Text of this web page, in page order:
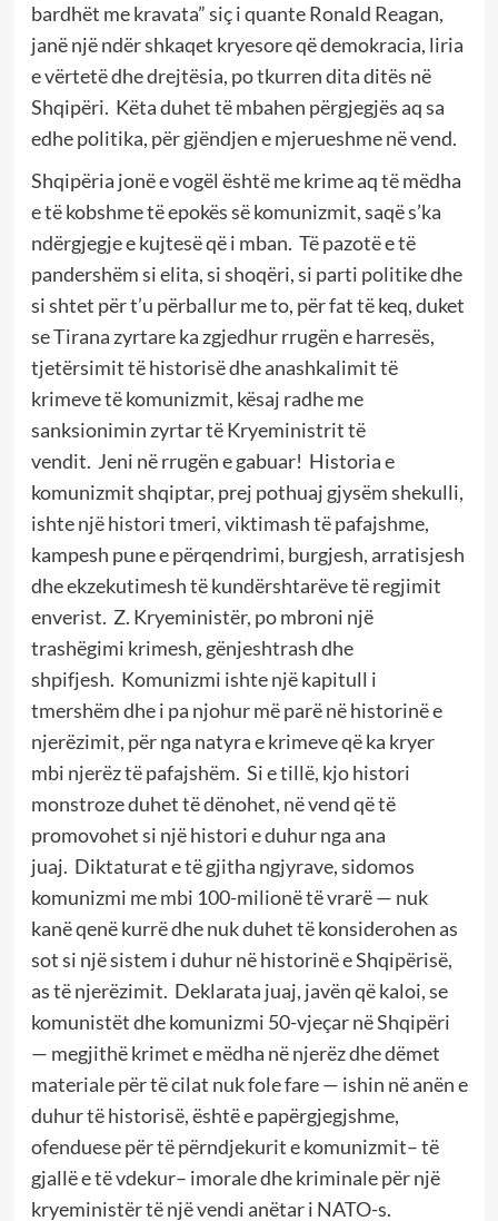
bardhët me kravata” siç i quante Ronald Reagan,
janë një ndër shkaqet kryesore që demokracia, liria
e vërtetë dhe drejtësia, po tkurren dita ditës në
Shqipëri. Këta duhet të mbahen përgjegjës aq sa
edhe politika, për gjëndjen e mjerueshme në vend.
Shqipëria jonë e vogël është me krime aq të mëdha
e të kobshme të epokës së komunizmit, saqë s’ka
ndërgjegje e kujtesë që i mban. Të pazotë e të
pandershëm si elita, si shoqëri, si parti politike dhe
si shtet për t’u përballur me to, për fat të keq, duket
se Tirana zyrtare ka zgjedhur rrugën e harresës,
tjetërsimit të historisë dhe anashkalimit të
krimeve të komunizmit, kësaj radhe me
sanksionimin zyrtar të Kryeministrit të
vendit. Jeni në rrugën e gabuar! Historia e
komunizmit shqiptar, prej pothuaj gjysëm shekulli,
ishte një histori tmeri, viktimash të pafajshme,
kampesh pune e përqendrimi, burgjesh, arratisjesh
dhe ekzekutimesh të kundërshtarëve të regjimit
enverist. Z. Kryeministër, po mbroni një
trashëgimi krimesh, gënjeshtrash dhe
shpifjesh. Komunizmi ishte një kapitull i
tmershëm dhe i pa njohur më parë në historinë e
njerëzimit, për nga natyra e krimeve që ka kryer
mbi njerëz të pafajshëm. Si e tillë, kjo histori
monstroze duhet të dënohet, në vend që të
promovohet si një histori e duhur nga ana
juaj. Diktaturat e të gjitha ngjyrave, sidomos
komunizmi me mbi 100-milionë të vrarë — nuk
kanë qenë kurrë dhe nuk duhet të konsiderohen as
sot si një sistem i duhur në historinë e Shqipërisë,
as të njerëzimit. Deklarata juaj, javën që kaloi, se
komunistët dhe komunizmi 50-vjeçar në Shqipëri
— megjithë krimet e mëdha në njerëz dhe dëmet
materiale për të cilat nuk fole fare — ishin në anën e
duhur të historisë, është e papërgjegjshme,
ofenduese për të përndjekurit e komunizmit– të
gjallë e të vdekur– imorale dhe kriminale për një
kryeministër të një vendi anëtar i NATO-s.